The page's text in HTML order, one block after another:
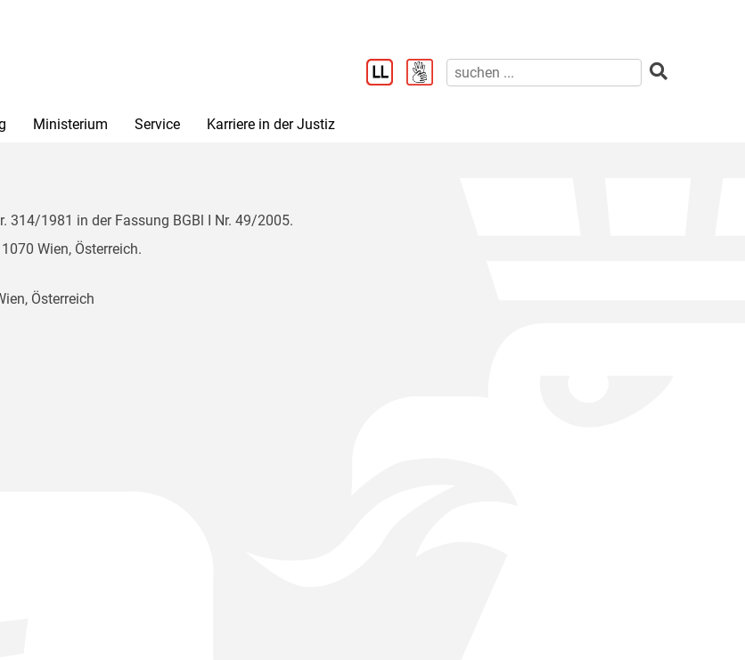
Ministerium Service Karriere in der Justiz
314/1981 in der Fassung BGBl I Nr. 49/2005.
Wien, Österreich.
Österreich